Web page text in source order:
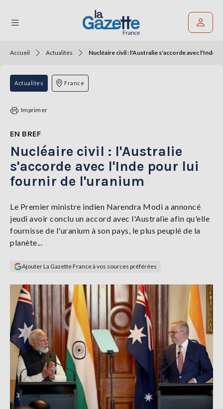
THÉMATIQUES
RÉGIONS
TENDANCES
SERVICES
LA
Se
connecter
S'abonner
Accueil Actualites Nucléaire civil : l'Australie s'accorde avec l'Inde
Actualites France
Imprimer
EN BREF
Nucléaire civil : l'Australie
s'accorde avec l'Inde pour lui
fournir de l'uranium
Le Premier ministre indien Narendra Modi a annoncé
jeudi avoir conclu un accord avec l'Australie afin qu'elle
fournisse de l'uranium à son pays, le plus peuplé de la
planète...
Ajouter La Gazette France à vos sources préférées